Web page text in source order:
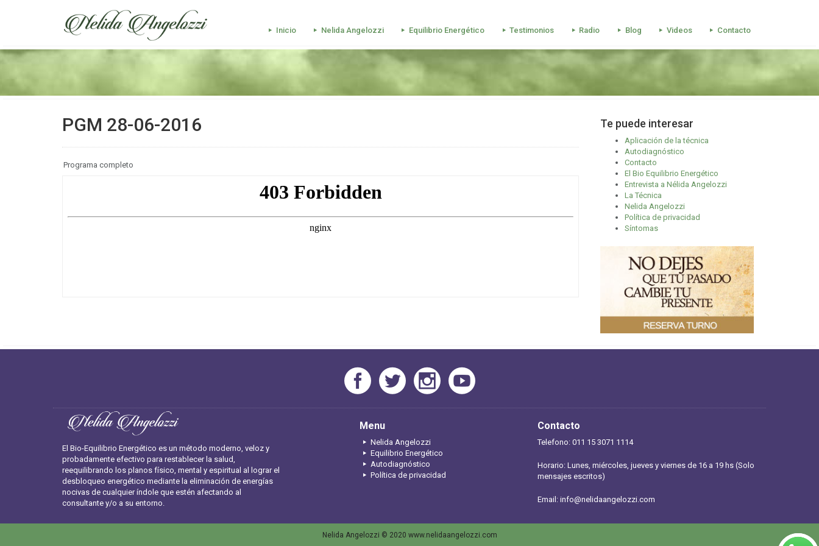
Inicio Nelida Angelozzi Equilibrio Energético Testimonios Radio Blog Videos Contacto
PGM 28-06-2016
Programa completo
Te puede interesar
Aplicación de la técnica
Autodiagnóstico
Contacto
El Bio Equilibrio Energético
Entrevista a Nélida Angelozzi
La Técnica
Nelida Angelozzi
Política de privacidad
Síntomas
El Bio-Equilibrio Energético es un método moderno, veloz y
probadamente efectivo para restablecer la salud,
reequilibrando los planos físico, mental y espiritual al lograr el
desbloqueo energético mediante la eliminación de energías
nocivas de cualquier índole que estén afectando al
consultante y/o a su entorno.
Menu
Nelida Angelozzi
Equilibrio Energético
Autodiagnóstico
Política de privacidad
Contacto
Telefono: 011 15 3071 1114
Horario: Lunes, miércoles, jueves y viernes de 16 a 19 hs (Solo
mensajes escritos)
Email: info@nelidaangelozzi.com
Nelida Angelozzi © 2020 www.nelidaangelozzi.com